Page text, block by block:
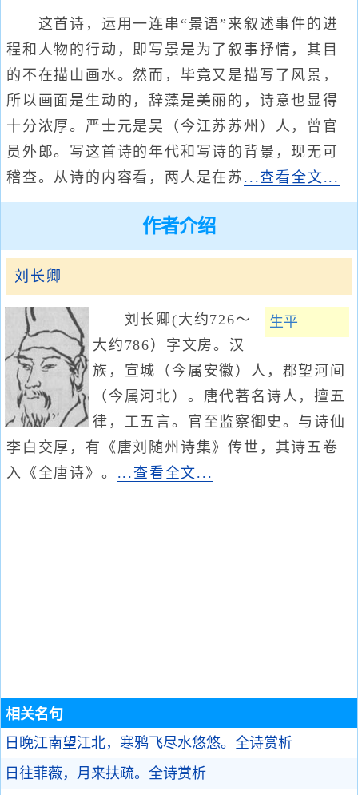
这首诗，运用一连串“景语”来叙述事件的进
程和人物的行动，即写景是为了叙事抒情，其目
的不在描山画水。然而，毕竟又是描写了风景，
所以画面是生动的，辞藻是美丽的，诗意也显得
十分浓厚。严士元是吴（今江苏苏州）人，曾官
员外郎。写这首诗的年代和写诗的背景，现无可
稽查。从诗的内容看，两人是在苏 ...查看全文...
作者介绍
刘长卿
生平
刘长卿(大约726～
大约786）字文房。汉
族，宣城（今属安徽）人，郡望河间
（今属河北）。唐代著名诗人，擅五
律，工五言。官至监察御史。与诗仙
李白交厚，有《唐刘随州诗集》传世，其诗五卷
入《全唐诗》。 ...查看全文...
相关名句
日晚江南望江北，寒鸦飞尽水悠悠。 全诗赏析
日往菲薇，月来扶疏。 全诗赏析